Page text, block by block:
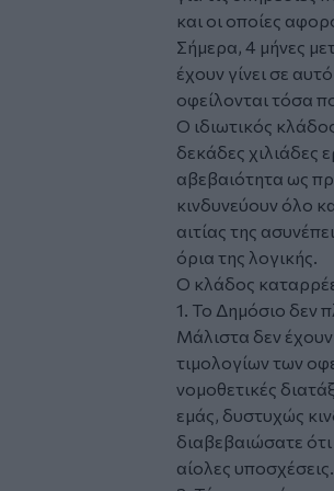
και οι οποίες
Σήμερα, 4 μήνες
έχουν γίνει σε
οφείλονται τόσα
Ο ιδιωτικός
δεκάδες χιλιάδες
αβεβαιότητα ως
κινδυνεύουν όλο
αιτίας της
όρια της λογικής.
Ο κλάδος
1. Το Δημόσιο δεν
Μάλιστα δεν έχουν
τιμολογίων των
νομοθετικές
εμάς, δυστυχώς
διαβεβαιώσατε
αίολες υποσχέσεις.